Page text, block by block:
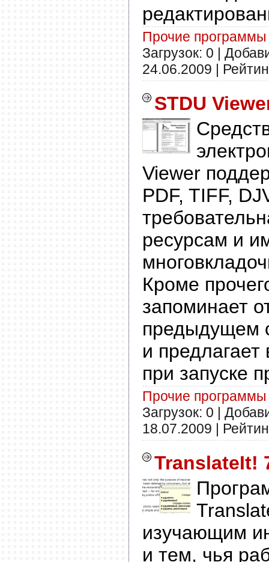
Прочие программы
Загрузок: 0 |
24.06.2009 |
STDU
Viewer
PDF, TIFF,
ресурсам и
Кроме
запоминает
предыдущем
и предлагает
при запуске
Прочие программы
Загрузок: 0 |
18.07.2009 |
TranslateIt!
изучающим
и тем, чья